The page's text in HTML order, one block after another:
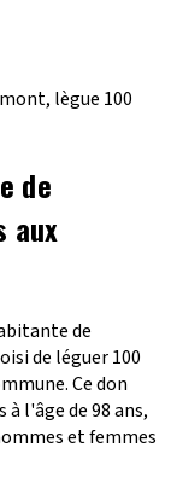
lègue 100
de
aux
de
de léguer 100
Ce don
l'âge de 98 ans,
et femmes